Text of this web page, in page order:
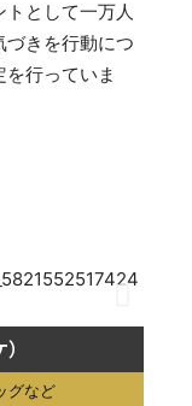
として一万人
づきを行動につ
行っていま
グなど